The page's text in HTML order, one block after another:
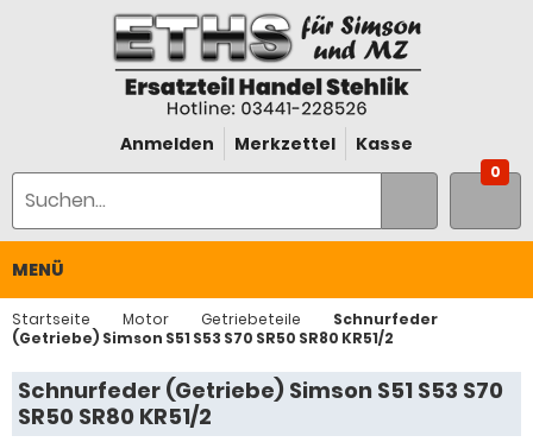
Anmelden Merkzettel Kasse
0
MENÜ
Startseite Motor Getriebeteile
Schnurfeder
(Getriebe) Simson S51 S53 S70 SR50 SR80 KR51/2
Schnurfeder (Getriebe) Simson S51 S53 S70
SR50 SR80 KR51/2